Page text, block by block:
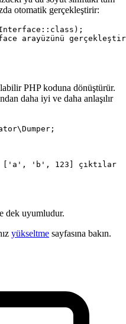
otomatik gerçekleştirir:
PHP koduna dönüştürür.
daha iyi ve daha anlaşılır
dek uyumludur.
yükseltme sayfasına bakın.